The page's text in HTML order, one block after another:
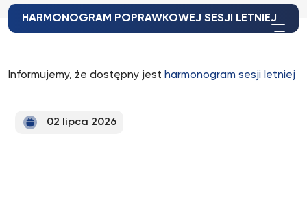
HARMONOGRAM POPRAWKOWEJ SESJI LETNIEJ
Informujemy, że dostępny jest harmonogram sesji letniej
02 lipca 2026